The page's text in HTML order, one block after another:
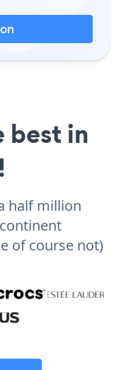
best in
half million
of course not)